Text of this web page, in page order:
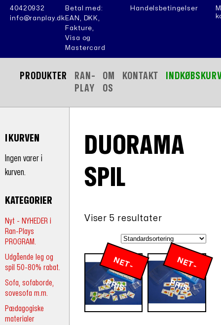
40420932
info@ranplay.dk
Betal med:
EAN, DKK,
Fakture,
Visa og
Mastercard
Handelsbetingelser
PRODUKTER
RAN-
PLAY
OM
OS
KONTAKT
I KURVEN
Ingen varer i
kurven.
KATEGORIER
Nyt - NYHEDER i
Ran-Plays
PROGRAM.
Udgående leg og
spil 50-80% rabat.
Sofa, sofaborde,
sovesofa m.m.
Pædagogiske
materialer
DUORAMA
SPIL
Viser 5 resultater
N
E
T
-
P
R
IS
N
E
T
-
P
R
IS